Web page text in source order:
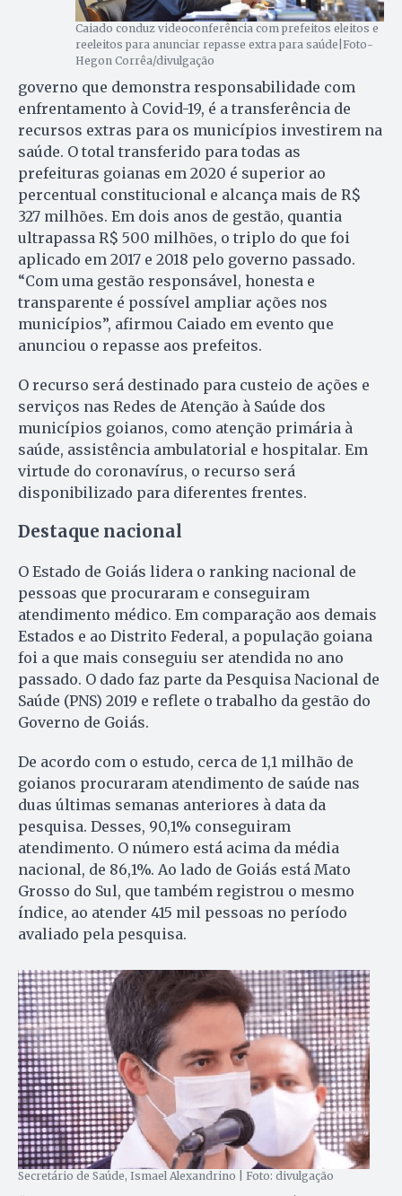
Caiado conduz videoconferência com prefeitos eleitos e
reeleitos para anunciar repasse extra para saúde|Foto-
Hegon Corrêa/divulgação
governo que demonstra responsabilidade com
enfrentamento à Covid-19, é a transferência de
recursos extras para os municípios investirem na
saúde. O total transferido para todas as
prefeituras goianas em 2020 é superior ao
percentual constitucional e alcança mais de R$
327 milhões. Em dois anos de gestão, quantia
ultrapassa R$ 500 milhões, o triplo do que foi
aplicado em 2017 e 2018 pelo governo passado.
“Com uma gestão responsável, honesta e
transparente é possível ampliar ações nos
municípios”, afirmou Caiado em evento que
anunciou o repasse aos prefeitos.
O recurso será destinado para custeio de ações e
serviços nas Redes de Atenção à Saúde dos
municípios goianos, como atenção primária à
saúde, assistência ambulatorial e hospitalar. Em
virtude do coronavírus, o recurso será
disponibilizado para diferentes frentes.
Destaque nacional
O Estado de Goiás lidera o ranking nacional de
pessoas que procuraram e conseguiram
atendimento médico. Em comparação aos demais
Estados e ao Distrito Federal, a população goiana
foi a que mais conseguiu ser atendida no ano
passado. O dado faz parte da Pesquisa Nacional de
Saúde (PNS) 2019 e reflete o trabalho da gestão do
Governo de Goiás.
De acordo com o estudo, cerca de 1,1 milhão de
goianos procuraram atendimento de saúde nas
duas últimas semanas anteriores à data da
pesquisa. Desses, 90,1% conseguiram
atendimento. O número está acima da média
nacional, de 86,1%. Ao lado de Goiás está Mato
Grosso do Sul, que também registrou o mesmo
índice, ao atender 415 mil pessoas no período
avaliado pela pesquisa.
Secretário de Saúde, Ismael Alexandrino | Foto: divulgação